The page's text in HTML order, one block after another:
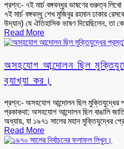
প্রশ্ন:- ৭ই মার্চ বঙ্গবন্ধুর ভাষণের গুরুত্ব
৭ই মার্চ বঙ্গবন্ধু শেখ মুজিবুর রহমান ঢাকার
উদ্যান) যে ঐতিহাসিক ভাষণ দিয়েছিলেন, তা
Read More
অসহযোগ আন্দোলন ছিল
ব্যাখ্যা কর।
প্রশ্ন:- অসহযোগ আন্দোলন ছিল মুক্তিযুদ্ধের
প্রকাকথা: অসহযোগ আন্দোলন ছিল বাঙালি
অধ্যায়, যা ১৯৭১ সালের মহান মুক্তিযুদ্ধের
Read More